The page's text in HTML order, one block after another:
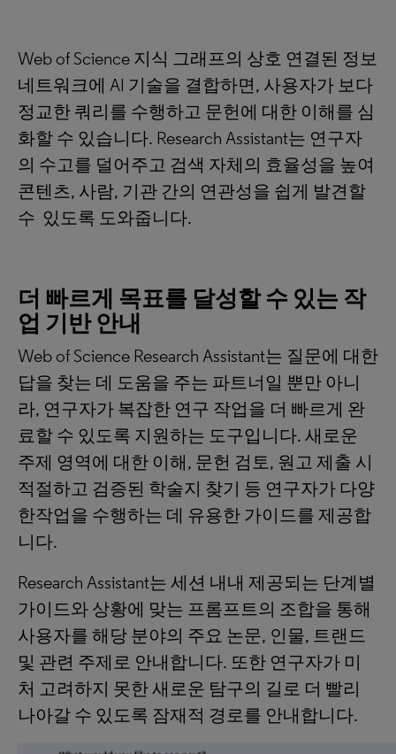
Web of Science 지식 그래프의 상호 연결된 정보
네트워크에 AI 기술을 결합하면, 사용자가 보다
정교한 쿼리를 수행하고 문헌에 대한 이해를 심
화할 수 있습니다. Research Assistant는 연구자
의 수고를 덜어주고 검색 자체의 효율성을 높여
콘텐츠, 사람, 기관 간의 연관성을 쉽게 발견할
수 있도록 도와줍니다.
더 빠르게 목표를 달성할 수 있는 작
업 기반 안내
Web of Science Research Assistant는 질문에 대한
답을 찾는 데 도움을 주는 파트너일 뿐만 아니
라, 연구자가 복잡한 연구 작업을 더 빠르게 완
료할 수 있도록 지원하는 도구입니다. 새로운
주제 영역에 대한 이해, 문헌 검토, 원고 제출 시
적절하고 검증된 학술지 찾기 등 연구자가 다양
한작업을 수행하는 데 유용한 가이드를 제공합
니다.
Research Assistant는 세션 내내 제공되는 단계별
가이드와 상황에 맞는 프롬프트의 조합을 통해
사용자를 해당 분야의 주요 논문, 인물, 트랜드
및 관련 주제로 안내합니다. 또한 연구자가 미
처 고려하지 못한 새로운 탐구의 길로 더 빨리
나아갈 수 있도록 잠재적 경로를 안내합니다.